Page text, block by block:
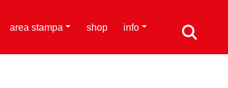
area stampa shop info